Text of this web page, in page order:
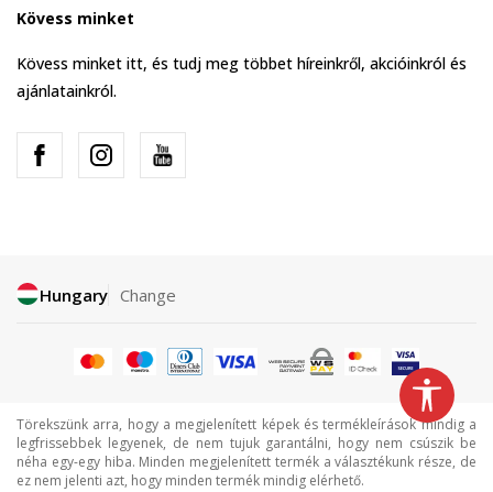
Kövess minket
Kövess minket itt, és tudj meg többet híreinkről, akcióinkról és
ajánlatainkról.
Hungary Change
Törekszünk arra, hogy a megjelenített képek és termékleírások mindig a
legfrissebbek legyenek, de nem tujuk garantálni, hogy nem csúszik be
néha egy-egy hiba. Minden megjelenített termék a választékunk része, de
ez nem jelenti azt, hogy minden termék mindig elérhető.